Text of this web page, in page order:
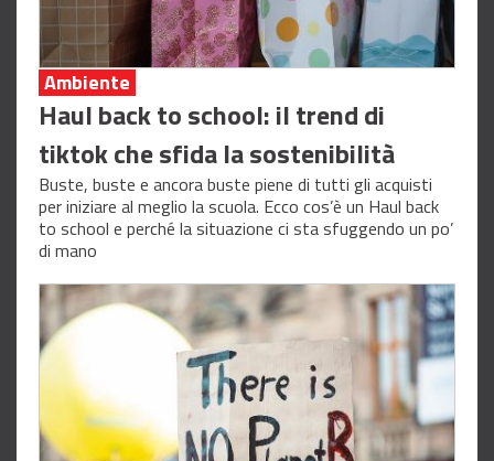
Ambiente
Haul back to school: il trend di
tiktok che sfida la sostenibilità
Buste, buste e ancora buste piene di tutti gli acquisti
per iniziare al meglio la scuola. Ecco cos’è un Haul back
to school e perché la situazione ci sta sfuggendo un po’
di mano